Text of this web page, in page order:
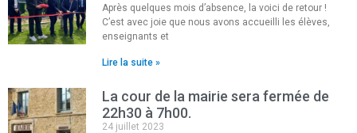
Après quelques mois d’absence, la voici de retour !
C’est avec joie que nous avons accueilli les élèves,
enseignants et
Lire la suite »
La cour de la mairie sera fermée de
22h30 à 7h00.
24 juillet 2023